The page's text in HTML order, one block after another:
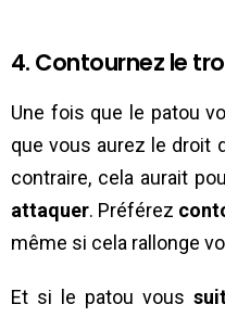
4. Contournez le
Une fois que le patou
que vous aurez le droit
contraire, cela aurait
attaquer. Préférez
même si cela rallonge
Et si le patou vous